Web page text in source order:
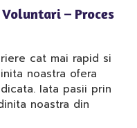
– Proces
cat mai rapid si
noastra ofera
Iata pasii prin
noastra din